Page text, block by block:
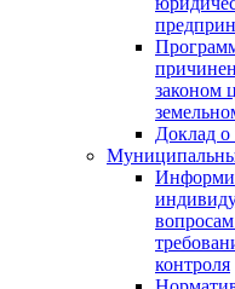
законом
Доклад
контроля